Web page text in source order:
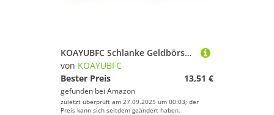
KOAYUBFC Schlanke Geldbörse, kompakt, faltbar, tropischer Strand, Palme, Sonnenuntergang, Ledergeldbörsen, minimalistische Geldbörsen für Herren, mit Kreditkartenfach, Münzfach, Ausweisfenster, Unisex
von KOAYUBFC
Bester Preis
13,51 €
gefunden bei Amazon
zuletzt überprüft am 27.09.2025 um 00:03; der
Preis kann sich seitdem geändert haben.